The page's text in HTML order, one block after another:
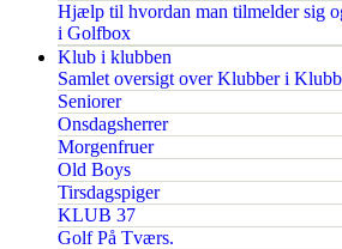
Hjælp til hvordan man tilmelder sig
i Golfbox
Klub i klubben
Samlet oversigt over Klubber i
Seniorer
Onsdagsherrer
Morgenfruer
Old Boys
Tirsdagspiger
KLUB 37
Golf På Tværs.